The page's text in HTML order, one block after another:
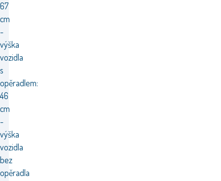
67
cm
-
výška
vozidla
s
opěradlem:
46
cm
-
výška
vozidla
bez
opěradla